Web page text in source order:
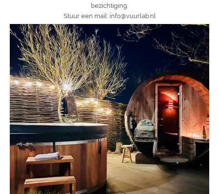
bezichtiging.
Stuur een mail: info@vuurlab.nl